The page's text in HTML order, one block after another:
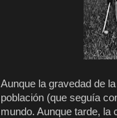
Aunque la gravedad de
población (que seguía
mundo. Aunque tarde, la